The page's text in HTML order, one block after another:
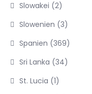
Slowakei (2)
Slowenien (3)
Spanien (369)
Sri Lanka (34)
St. Lucia (1)